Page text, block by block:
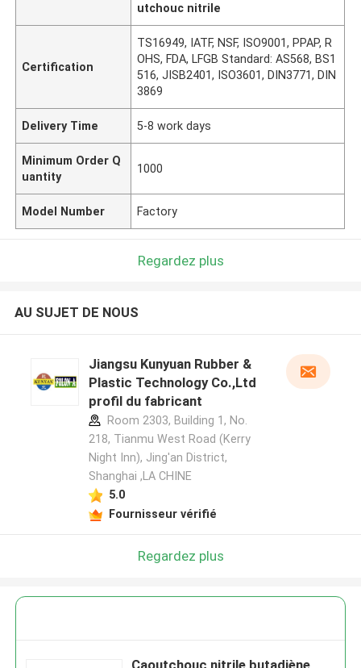
utchouc nitrile
Certification
TS16949, IATF, NSF, ISO9001, PPAP, R
OHS, FDA, LFGB Standard: AS568, BS1
516, JISB2401, ISO3601, DIN3771, DIN
3869
Delivery Time 5-8 work days
Minimum Order Q
uantity
1000
Model Number Factory
Regardez plus
AU SUJET DE NOUS
Jiangsu Kunyuan Rubber &
Plastic Technology Co.,Ltd
profil du fabricant
Room 2303, Building 1, No.
218, Tianmu West Road (Kerry
Night Inn), Jing'an District,
Shanghai ,LA CHINE
5.0
Fournisseur vérifié
Regardez plus